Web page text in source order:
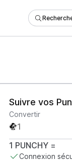
Suivre vos
Convertir
1 PUNCHY=
Connexion